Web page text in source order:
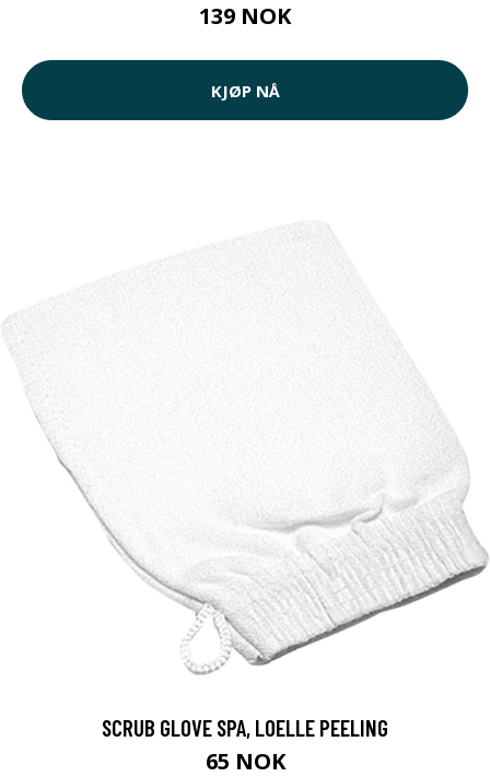
139 NOK
KJØP NÅ
SCRUB GLOVE SPA, LOELLE PEELING
65 NOK